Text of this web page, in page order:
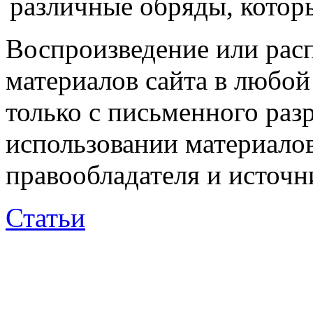
Воспроизведение или
материалов сайта в
только с письменного
использовании
правообладателя и
Статьи